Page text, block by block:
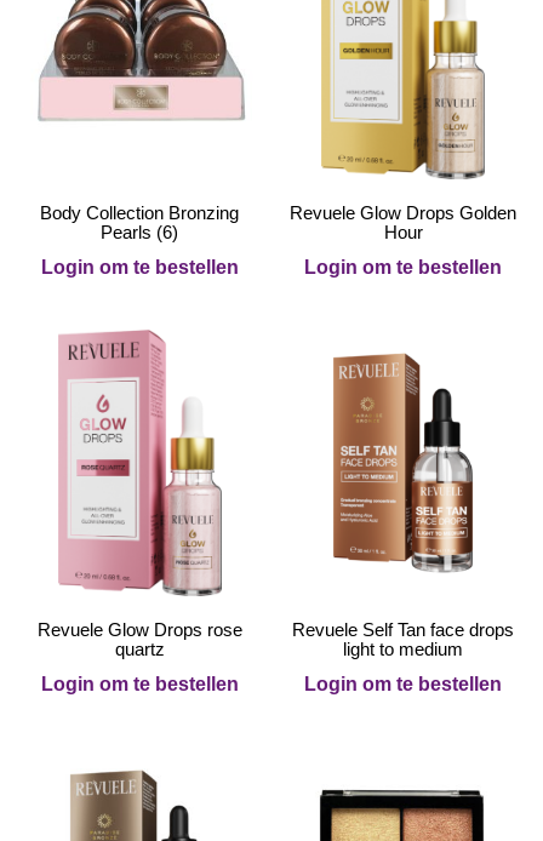
Body Collection Bronzing
Pearls (6)
Login om te bestellen
Revuele Glow Drops Golden
Hour
Login om te bestellen
Revuele Glow Drops rose
quartz
Login om te bestellen
Revuele Self Tan face drops
light to medium
Login om te bestellen